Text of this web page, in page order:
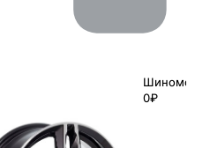
0₽